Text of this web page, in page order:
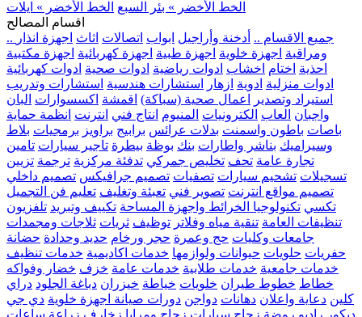
الخط الأخضر » بئر السبع الخط الأخضر » ايلات
اقسام المصالح
.. جميع الاقسام .. أدخنة وأراجيل ابواب اتصالات اثاث اجهزة انذار
ومراقبة اجهزة خلوية اجهزة طبية اجهزة كهربائية اجهزة مكتبية
احذية اختام اخشاب ادوات رياضية ادوات صحية ادوات كهربائية
ادوات منزلية ادوية ازهار استشارات هندسية استشارات وتدريب
استيراد وتصدير
اعمال صحية (سباكة) اقمشة اكسسوارات البان
واجبان العاب الكترونيات المنيوم انتاج فني انترنت انظمة حماية
باصات باطون واسمنت بدلات عرائس برابيج براويز برمجيات بلاط
وسيراميك بناشر واطارات بنك بوظة بيطرة تاجير سيارات تامين
تجارة عامة تحف تخليص جمركي تدفئة مركزية ترجمة تزيين
تسجيلات تشحيم سيارات تصفيات تصميم جرافيكس تصميم داخلي
تصميم مواقع انترنت تصوير فني تعبئة وتغليف تعليم فن التجميل
تكسي تكنولوجيا الخرائط واجهزة المساحة تكييف وتبريد تلفزيون
تنظيفات العامة تنقية مياه وفلاتر توظيف ثريات ثلاجات ومجمدات
جامعات وكليات حج وعمرة حجر ورخام حديد وحدادة حضانة
حفريات حلويات حيوانات ولوازمها خدمات اكاديمية خدمات تنظيف
خدمات جامعية خدمات طلابية خدمات عامة خزف خضار وفواكه
خطاط خطوط طيران خلويات خياطة خيزران دباغة الجلود دراي
كلين دعاية واعلان دهانات دواجن دورات صيانة اجهزة خلوية دي جي
ديكور راديو روضة زجاج سيارات زجاج ومرايا زخارف زراعة ساعات